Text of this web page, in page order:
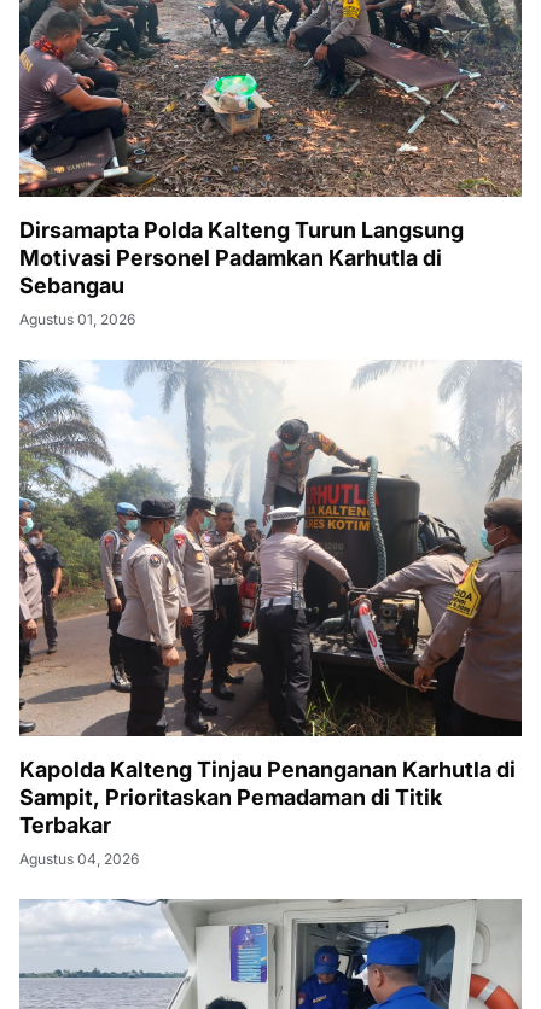
Dirsamapta Polda Kalteng Turun Langsung
Motivasi Personel Padamkan Karhutla di
Sebangau
Agustus 01, 2026
Kapolda Kalteng Tinjau Penanganan Karhutla di
Sampit, Prioritaskan Pemadaman di Titik
Terbakar
Agustus 04, 2026